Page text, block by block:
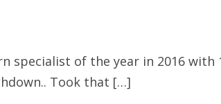
specialist of the year in 2016
Took that […]